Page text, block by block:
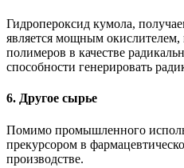
Гидропероксид кумола,
является мощным окислителем,
полимеров в качестве
способности генерировать
6. Другое сырье
Помимо промышленного
прекурсором в
производстве.